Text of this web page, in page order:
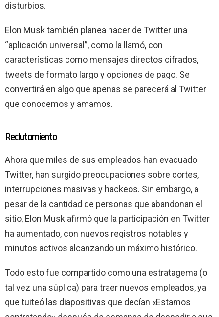
disturbios.
Elon Musk también planea hacer de Twitter una
“aplicación universal”, como la llamó, con
características como mensajes directos cifrados,
tweets de formato largo y opciones de pago. Se
convertirá en algo que apenas se parecerá al Twitter
que conocemos y amamos.
Reclutamiento
Ahora que miles de sus empleados han evacuado
Twitter, han surgido preocupaciones sobre cortes,
interrupciones masivas y hackeos. Sin embargo, a
pesar de la cantidad de personas que abandonan el
sitio, Elon Musk afirmó que la participación en Twitter
ha aumentado, con nuevos registros notables y
minutos activos alcanzando un máximo histórico.
Todo esto fue compartido como una estratagema (o
tal vez una súplica) para traer nuevos empleados, ya
que tuiteó las diapositivas que decían «Estamos